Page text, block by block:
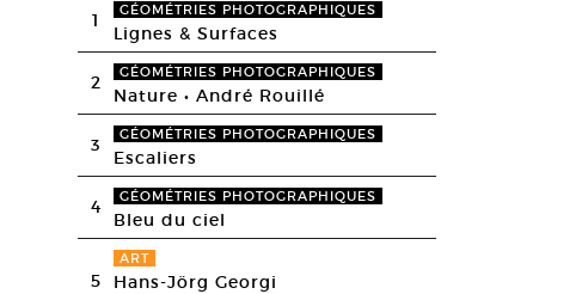
1 GÉOMÉTRIES PHOTOGRAPHIQUES
Lignes & Surfaces
2 GÉOMÉTRIES PHOTOGRAPHIQUES
Nature • André Rouillé
3 GÉOMÉTRIES PHOTOGRAPHIQUES
Escaliers
4 GÉOMÉTRIES PHOTOGRAPHIQUES
Bleu du ciel
5
ART
Hans-Jörg Georgi